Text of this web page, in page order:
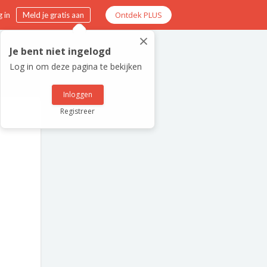
in Meld je gratis aan Ontdek PLUS
×
Je bent niet ingelogd
Log in om deze pagina te bekijken
Inloggen
Registreer